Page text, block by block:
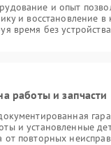
и опыт
и восстановление
время без устройства
работы и запчасти
и установленные
повторных